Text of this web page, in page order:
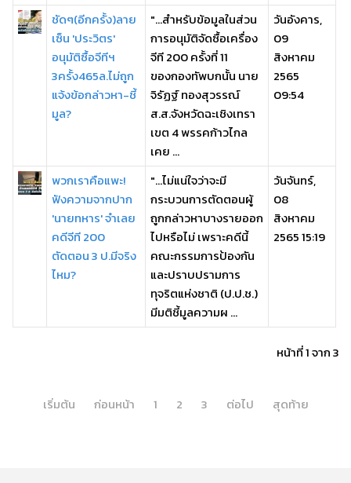
ชัดๆ(อีกครั้ง)ลาย
เซ็น 'ประวิตร'
อนุมัติซื้อจีทีฯ
3ครั้ง465ล.ไม่ถูก
แจ้งข้อกล่าวหา-ชี้
มูล?
"...สำหรับข้อมูลในส่วน
การอนุมัติจัดซื้อเครื่อง
จีที 200 ครั้งที่ 11
ของกองทัพบกนั้น นาย
จิรัฏฐ์ ทองสุวรรณ์
ส.ส.จังหวัดฉะเชิงเทรา
เขต 4 พรรคก้าวไกล
เคย ...
วันอังคาร,
09
สิงหาคม
2565
09:54
พวกเราคือแพะ!
ฟังความจากปาก
'นายทหาร' จำเลย
คดีจีที 200
ตัดตอน 3 ป.มีจริง
ไหม?
"...ไม่แน่ใจว่าจะมี
กระบวนการตัดตอนผู้
ถูกกล่าวหาบางรายออก
ไปหรือไม่ เพราะคดีนี้
คณะกรรมการป้องกัน
และปราบปรามการ
ทุจริตแห่งชาติ (ป.ป.ช.)
มีมติชี้มูลความผ ...
วันจันทร์,
08
สิงหาคม
2565 15:19
หน้าที่ 1 จาก 3
เริ่มต้น ก่อนหน้า 1 2 3 ต่อไป สุดท้าย